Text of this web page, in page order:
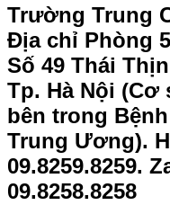
Trường Trung
Địa chỉ Phòng
Số 49 Thái
Tp. Hà Nội
bên trong
Trung Ương).
09.8259.8259.
09.8258.8258